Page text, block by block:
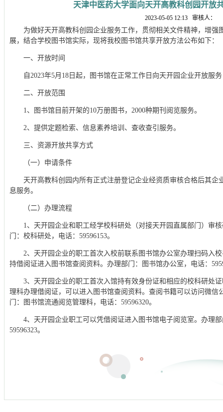
天津中医药大学面向天开高教科创园开放
2023-05-05 12:13 审核人：
为做好天开高教科创园企业服务工作，贯彻相关文件精神，增强
展，结合学校图书馆实际，现将我校图书馆共享开放方法公布如下：
一、开放时间
自2023年5月18日起，图书馆在正常工作日向天开园企业开放服
二、开放范围
1、图书馆目前开架的10万册图书，2000种期刊阅览服务。
2、提供定题检索、信息素养培训、查收查引服务。
三、资源开放共享方式
（一）申请条件
天开高教科创园内所有正式注册登记企业经资质审核合格后其企
息服务。
（二）办理流程
1、天开园企业和职工经学校科研处（对接天开园直属部门）审
门：校科研处，电话：59596153。
2、天开园企业的职工首次入校前联系图书馆办公室办理扫码入
持借阅证进入图书馆查阅资料。办理部门：图书馆办公室，电话：
3、天开园企业的职工首次入馆持有效身份证和相应的校科研处
理科办理借阅证，可以进入图书馆查阅资料。查阅书籍可以访问微信
门：图书馆流通阅览管理科，电话：59596320。
4、天开园企业职工可以凭借阅证进入图书馆电子阅览室。办理
59596323。